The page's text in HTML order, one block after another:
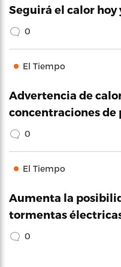
Seguirá el calor hoy
0
El Tiempo
Advertencia de
concentraciones de
0
El Tiempo
Aumenta la
tormentas
0